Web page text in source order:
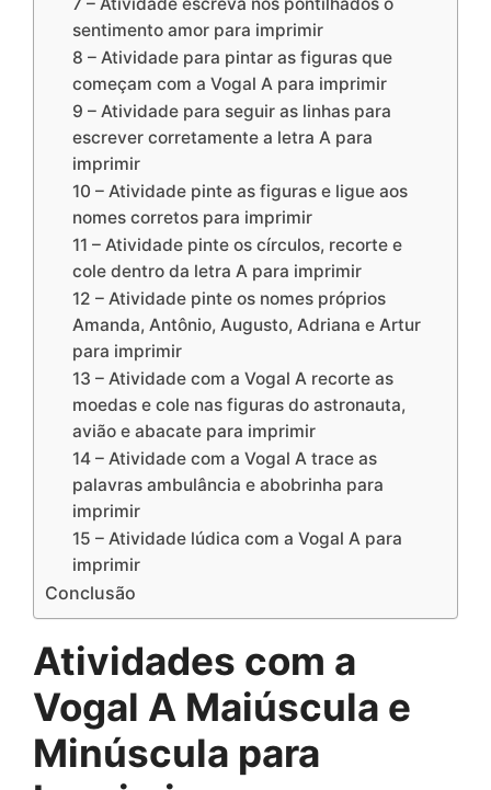
sentimento amor para imprimir
8 – Atividade para pintar as figuras que
começam com a Vogal A para imprimir
9 – Atividade para seguir as linhas para
escrever corretamente a letra A para
imprimir
10 – Atividade pinte as figuras e ligue aos
nomes corretos para imprimir
11 – Atividade pinte os círculos, recorte e
cole dentro da letra A para imprimir
12 – Atividade pinte os nomes próprios
Amanda, Antônio, Augusto, Adriana e Artur
para imprimir
13 – Atividade com a Vogal A recorte as
moedas e cole nas figuras do astronauta,
avião e abacate para imprimir
14 – Atividade com a Vogal A trace as
palavras ambulância e abobrinha para
imprimir
15 – Atividade lúdica com a Vogal A para
imprimir
Conclusão
Atividades com a
Vogal A Maiúscula e
Minúscula para